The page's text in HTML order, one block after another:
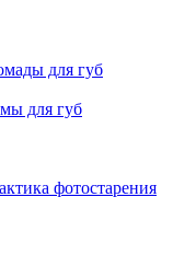
для губ
для губ
фотостарения